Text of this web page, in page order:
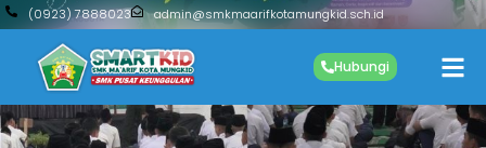
(0923) 7888023 admin@smkmaarifkotamungkid.sch.id
Hubungi